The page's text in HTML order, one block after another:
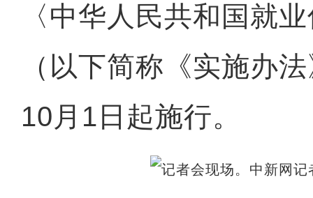
〈中华人民共和国就
（以下简称《实施办
10月1日起施行。